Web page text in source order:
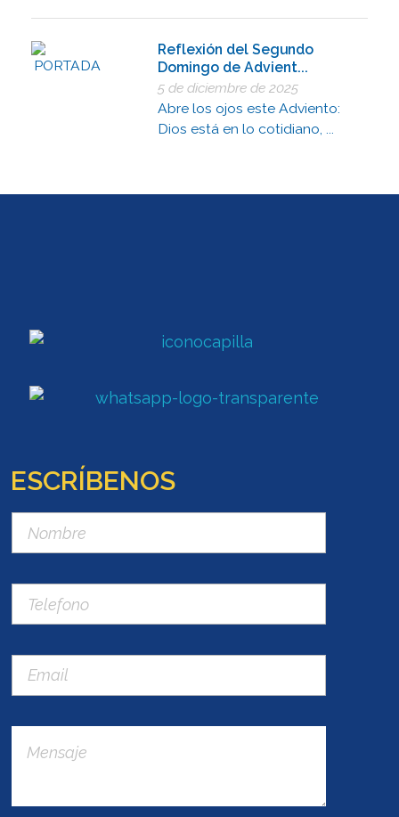
Reflexión del Segundo
Domingo de Advient...
5 de diciembre de 2025
Abre los ojos este Adviento:
Dios está en lo cotidiano, ...
ESCRÍBENOS